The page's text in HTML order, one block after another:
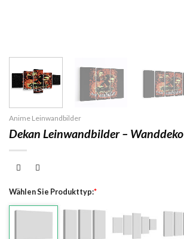
Anime Leinwandbilder
Dekan Leinwandbilder – Wanddeko
Wählen Sie Produkttyp:*